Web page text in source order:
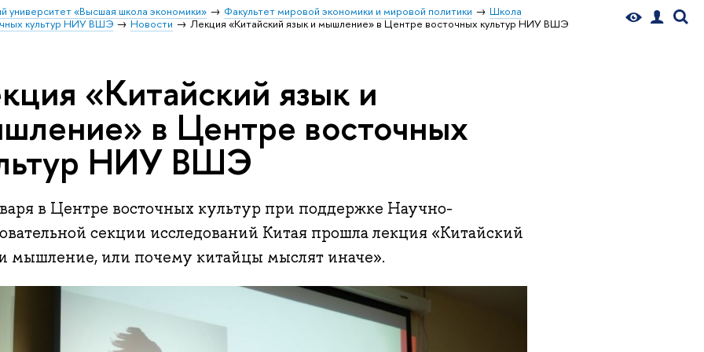
университет «Высшая школа экономики» Факультет мировой экономики и мировой политики
Школа
культур НИУ ВШЭ
Новости Лекция «Китайский язык и мышление» в Центре восточных культур НИУ ВШЭ
«Китайский язык и
в Центре восточных
НИУ ВШЭ
в Центре восточных культур при поддержке Научно-
секции исследований Китая прошла лекция «Китайский
мышление, или почему китайцы мыслят иначе».